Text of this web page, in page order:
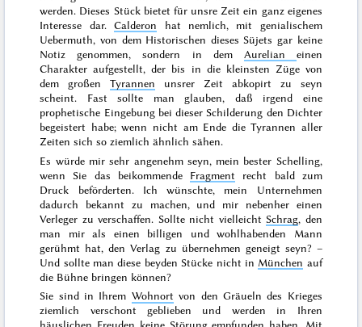
werden. Dieses Stück bietet für unsre Zeit ein ganz eigenes
Interesse dar.Calderon hat nemlich, mit genialischem
Uebermuth, von dem Historischen dieses Süjets gar keine
Notiz genommen, sondern in dem Aurelian einen
Charakter aufgestellt, der bis in die kleinsten Züge von
dem großenTyrannen unsrer Zeit abkopirt zu seyn
scheint. Fast sollte man glauben, daß irgend eine
prophetische Eingebung bei dieser Schilderung den Dichter
begeistert habe; wenn nicht am Ende die Tyrannen aller
Zeiten sich so ziemlich ähnlich sähen.
Es würde mir sehr angenehm seyn, mein bester Schelling,
wenn Sie das beikommende Fragment recht bald zum
Druck beförderten. Ich wünschte, mein Unternehmen
dadurch bekannt zu machen, und mir nebenher einen
Verleger zu verschaffen. Sollte nicht vielleicht Schrag, den
man mir als einen billigen und wohlhabenden Mann
gerühmt hat, den Verlag zu übernehmen geneigt seyn? –
Und sollte man diese beyden Stücke nicht in München auf
die Bühne bringen können?
Sie sind in Ihrem Wohnort von den Gräueln des Krieges
ziemlich verschont geblieben und werden in Ihren